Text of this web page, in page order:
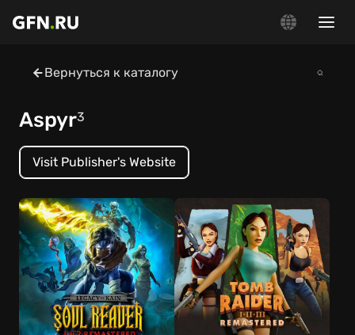
Вернуться к каталогу
Aspyr3
Visit Publisher's Website